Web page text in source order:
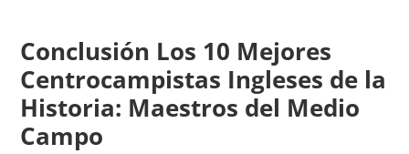
Conclusión Los 10 Mejores
Centrocampistas Ingleses de la
Historia: Maestros del Medio
Campo